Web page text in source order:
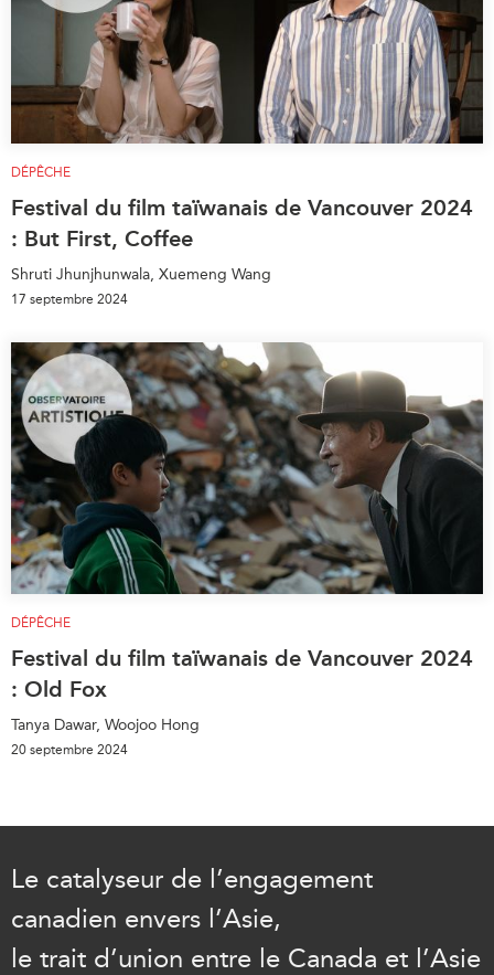
DÉPÊCHE
Festival du film taïwanais de Vancouver 2024
: But First, Coffee
Shruti Jhunjhunwala, Xuemeng Wang
17 septembre 2024
DÉPÊCHE
Festival du film taïwanais de Vancouver 2024
: Old Fox
Tanya Dawar, Woojoo Hong
20 septembre 2024
Le catalyseur de l’engagement
canadien envers l’Asie,
le trait d’union entre le Canada et l’Asie